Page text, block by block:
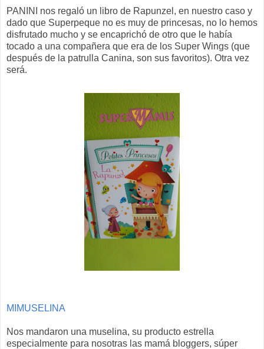
PANINI nos regaló un libro de Rapunzel, en nuestro caso y
dado que Superpeque no es muy de princesas, no lo hemos
disfrutado mucho y se encaprichó de otro que le había
tocado a una compañera que era de los Super Wings (que
después de la patrulla Canina, son sus favoritos). Otra vez
será.
MIMUSELINA
Nos mandaron una muselina, su producto estrella
especialmente para nosotras las mamá bloggers, súper